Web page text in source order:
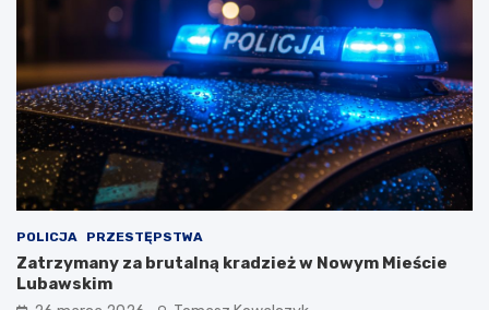
POLICJA PRZESTĘPSTWA
Zatrzymany za brutalną kradzież w Nowym Mieście
Lubawskim